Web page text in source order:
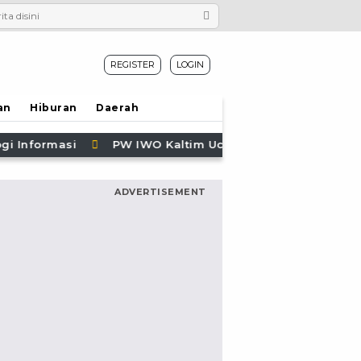
REGISTER LOGIN
Hiburan Daerah
Selamat HUT ke-69 Polda Kaltim, Soroti Pentingnya
ADVERTISEMENT